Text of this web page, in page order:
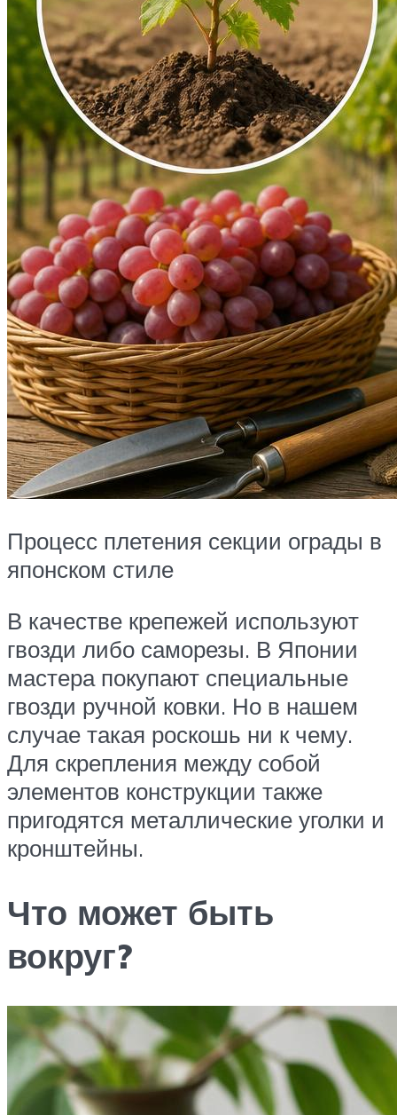
Процесс плетения секции ограды в
японском стиле
В качестве крепежей используют
гвозди либо саморезы. В Японии
мастера покупают специальные
гвозди ручной ковки. Но в нашем
случае такая роскошь ни к чему.
Для скрепления между собой
элементов конструкции также
пригодятся металлические уголки и
кронштейны.
Что может быть
вокруг?